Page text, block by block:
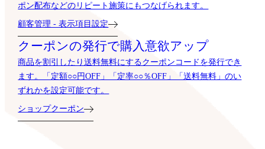
ポン配布などのリピート施策にもつなげられます。
顧客管理 - 表示項目設定
クーポンの発行で購入意欲アップ
商品を割引したり送料無料にするクーポンコードを発行でき
ます。「定額○○円OFF」「定率○○％OFF」「送料無料」のい
ずれかを設定可能です。
ショップクーポン